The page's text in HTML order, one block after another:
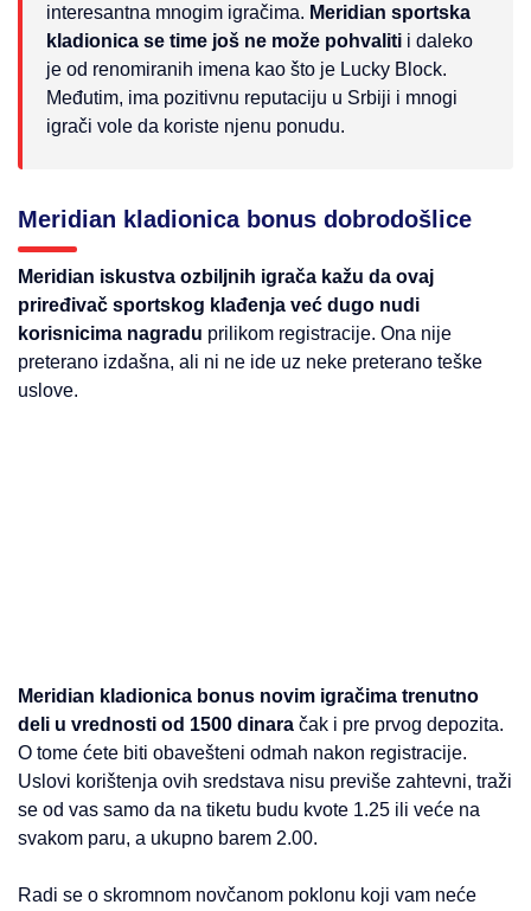
interesantna mnogim igračima. Meridian sportska
kladionica se time još ne može pohvaliti i daleko
je od renomiranih imena kao što je Lucky Block.
Međutim, ima pozitivnu reputaciju u Srbiji i mnogi
igrači vole da koriste njenu ponudu.
Meridian kladionica bonus dobrodošlice
Meridian iskustva ozbiljnih igrača kažu da ovaj
priređivač sportskog klađenja već dugo nudi
korisnicima nagradu prilikom registracije. Ona nije
preterano izdašna, ali ni ne ide uz neke preterano teške
uslove.
Meridian kladionica bonus novim igračima trenutno
deli u vrednosti od 1500 dinara čak i pre prvog depozita.
O tome ćete biti obavešteni odmah nakon registracije.
Uslovi korištenja ovih sredstava nisu previše zahtevni, traži
se od vas samo da na tiketu budu kvote 1.25 ili veće na
svakom paru, a ukupno barem 2.00.
Radi se o skromnom novčanom poklonu koji vam neće